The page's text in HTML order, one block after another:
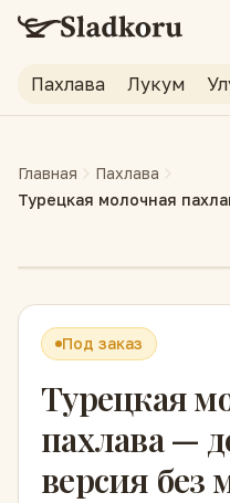
Пахлава Лукум
Главная
Пахлава
Под заказ
Турецкая
пахлава —
версия без